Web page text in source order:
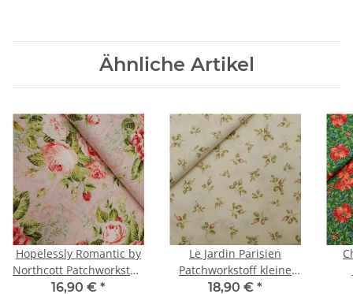
Ähnliche Artikel
Hopelessly Romantic by
Northcott Patchworkstoff
Rosen, Paisley rosa
16,90 € *
Le Jardin Parisien
Patchworkstoff kleine
Blumen natur, grün,
18,90 € *